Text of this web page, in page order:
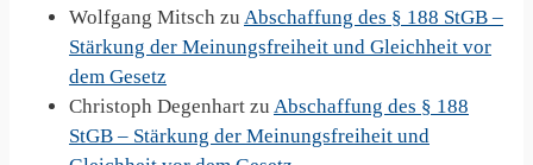
Wolfgang Mitsch zu Abschaffung des § 188 StGB –
Stärkung der Meinungsfreiheit und Gleichheit vor
dem Gesetz
Christoph Degenhart zu Abschaffung des § 188
StGB – Stärkung der Meinungsfreiheit und